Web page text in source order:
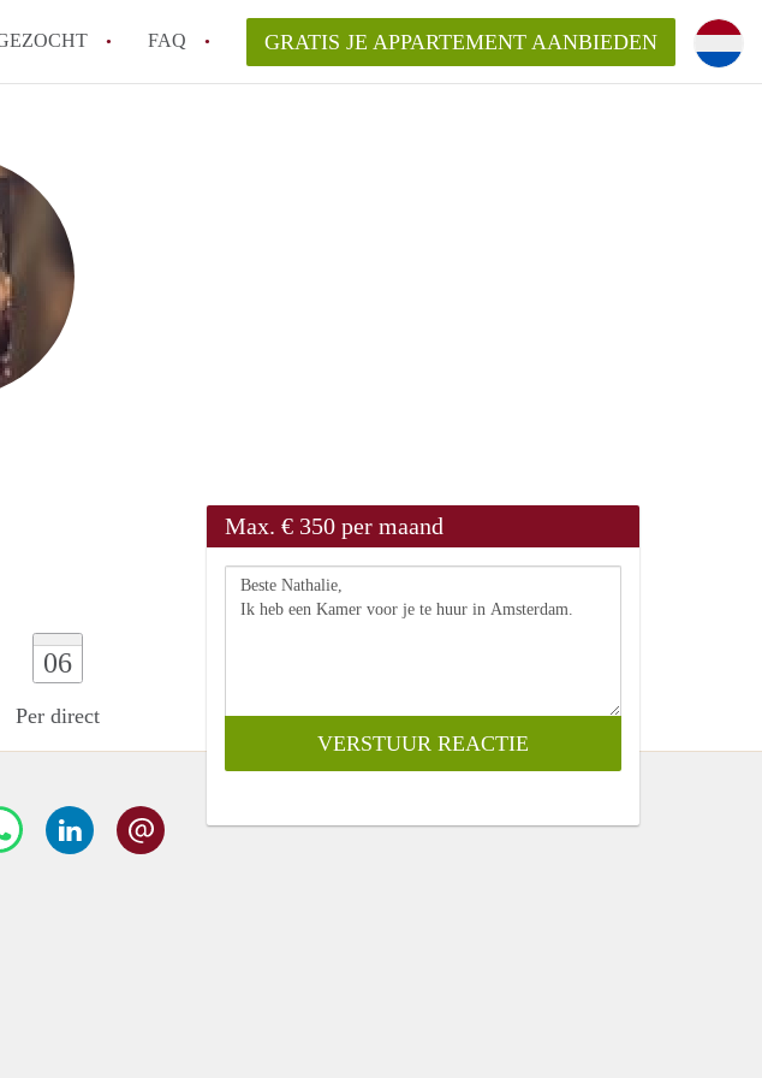
FAQ
Betaalbare Huur en wat betekent die voor mij als huurder in
voordelen van het huren van een appartement in Amsterdam?
een goedkoop appartement in Amsterdam?
verplichtingen van een verhuurder van een huur appartement?
een appartement huren of kopen in Amsterdam?
vragen
GRATIS JE APPARTEMENT AANBIEDEN
06
Per direct
Max. € 350 per maand